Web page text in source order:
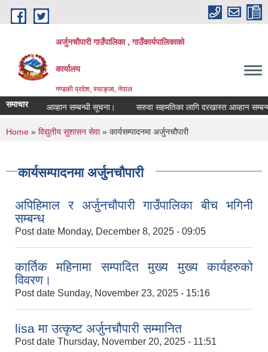
Skip to main content
अर्जुनचौपारी गाउँपालिका , गाउँकार्यपालिकाको
कार्यालय
गण्डकी प्रदेश, स्याङ्जा, नेपाल
समाचार आव्हान सम्बन्धी सूचना। सरुवा सहमतिका लागि दरखास्त आव्हान सम्बन्धमा
You are here
Home » विद्युतीय सुशासन सेवा» कार्यसम्पादनमा अर्जुनचौपारी
कार्यसम्पादनमा अर्जुनचौपारी
अपिहिमाल र अर्जुनचौपारी गाउँपालिका बीच भगिनी
सम्बन्ध
Post date Monday, December 8, 2025 - 09:05
कार्तिक महिनामा सम्पादित मुख्य मुख्य कार्यहरुको
विवरण।
Post date Sunday, November 23, 2025 - 15:16
lisa मा उत्कृष्ट अर्जुनचौपारी सम्मानित
Post date Thursday, November 20, 2025 - 11:51